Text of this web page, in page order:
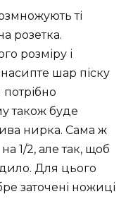
ті
розетка.
розміру і
насипте шар піску
також буде
нирка. Сама ж
1/2, але так, щоб
Для цього
заточені ножиці